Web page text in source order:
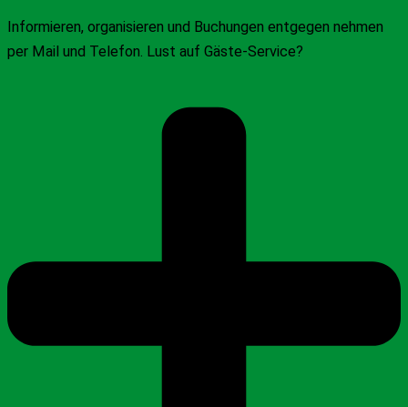
Informieren, organisieren und Buchungen entgegen nehmen
per Mail und Telefon. Lust auf Gäste-Service?